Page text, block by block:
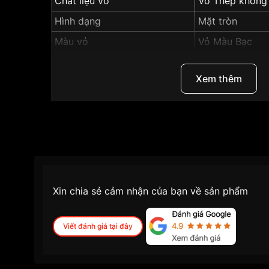
Hình dạng
Mặt tròn
Màu vỏ
Vỏ Màu Bạc
Mặt trắng
11.8mm
Xem thêm
Xin chia sẻ cảm nhận của bạn về sản phẩm
Viết đánh giá tại đây